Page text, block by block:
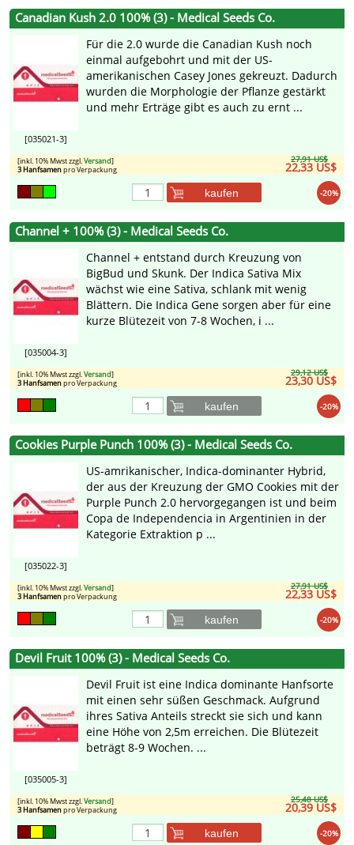
Canadian Kush 2.0 100% (3) - Medical Seeds Co.
[035021-3]
Für die 2.0 wurde die Canadian Kush noch
einmal aufgebohrt und mit der US-
amerikanischen Casey Jones gekreuzt. Dadurch
wurden die Morphologie der Pflanze gestärkt
und mehr Erträge gibt es auch zu ernt ...
27,91 US$
22,33 US$
[inkl. 10% Mwst zzgl.Versand]
3 Hanfsamenpro Verpackung
-20%
kaufen
Channel + 100% (3) - Medical Seeds Co.
[035004-3]
Channel + entstand durch Kreuzung von
BigBud und Skunk. Der Indica Sativa Mix
wächst wie eine Sativa, schlank mit wenig
Blättern. Die Indica Gene sorgen aber für eine
kurze Blütezeit von 7-8 Wochen, i ...
29,12 US$
23,30 US$
[inkl. 10% Mwst zzgl.Versand]
3 Hanfsamenpro Verpackung
-20%
kaufen
Cookies Purple Punch 100% (3) - Medical Seeds Co.
[035022-3]
US-amrikanischer, Indica-dominanter Hybrid,
der aus der Kreuzung der GMO Cookies mit der
Purple Punch 2.0 hervorgegangen ist und beim
Copa de Independencia in Argentinien in der
Kategorie Extraktion p ...
27,91 US$
22,33 US$
[inkl. 10% Mwst zzgl.Versand]
3 Hanfsamenpro Verpackung
-20%
kaufen
Devil Fruit 100% (3) - Medical Seeds Co.
[035005-3]
Devil Fruit ist eine Indica dominante Hanfsorte
mit einen sehr süßen Geschmack. Aufgrund
ihres Sativa Anteils streckt sie sich und kann
eine Höhe von 2,5m erreichen. Die Blütezeit
beträgt 8-9 Wochen. ...
25,48 US$
20,39 US$
[inkl. 10% Mwst zzgl.Versand]
3 Hanfsamenpro Verpackung
-20%
kaufen